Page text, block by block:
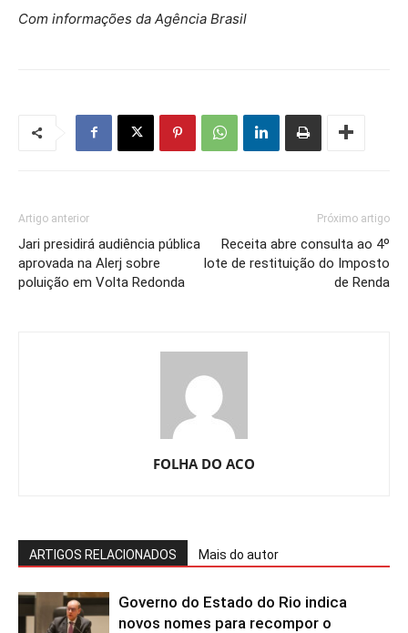
Com informações da Agência Brasil
Artigo anterior
Jari presidirá audiência pública
aprovada na Alerj sobre
poluição em Volta Redonda
Próximo artigo
Receita abre consulta ao 4º
lote de restituição do Imposto
de Renda
FOLHA DO ACO
ARTIGOS RELACIONADOS Mais do autor
Governo do Estado do Rio indica
novos nomes para recompor o